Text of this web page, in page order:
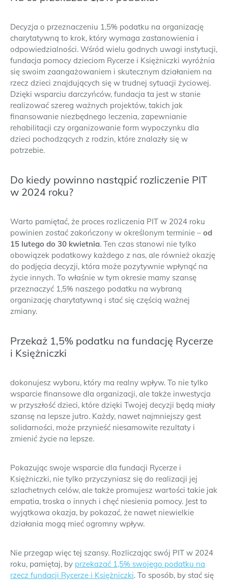
Decyzja o przeznaczeniu 1,5% podatku na organizację
charytatywną to krok, który wymaga zastanowienia i
odpowiedzialności. Wśród wielu godnych uwagi instytucji,
fundacja pomocy dzieciom Rycerze i Księżniczki wyróżnia
się swoim zaangażowaniem i skutecznym działaniem na
rzecz dzieci znajdujących się w trudnej sytuacji życiowej.
Dzięki wsparciu darczyńców, fundacja ta jest w stanie
realizować szereg ważnych projektów, takich jak
finansowanie niezbędnego leczenia, zapewnianie
rehabilitacji czy organizowanie form wypoczynku dla
dzieci pochodzących z rodzin, które znalazły się w
potrzebie.
Do kiedy powinno nastąpić rozliczenie PIT
w 2024 roku?
Warto pamiętać, że proces rozliczenia PIT w 2024 roku
powinien zostać zakończony w określonym terminie – od
15 lutego do 30 kwietnia. Ten czas stanowi nie tylko
obowiązek podatkowy każdego z nas, ale również okazję
do podjęcia decyzji, która może pozytywnie wpłynąć na
życie innych. To właśnie w tym okresie mamy szansę
przeznaczyć 1,5% naszego podatku na wybraną
organizację charytatywną i stać się częścią ważnej
zmiany.
Przekaż 1,5% podatku na fundację Rycerze
i Księżniczki
dokonujesz wyboru, który ma realny wpływ. To nie tylko
wsparcie finansowe dla organizacji, ale także inwestycja
w przyszłość dzieci, które dzięki Twojej decyzji będą miały
szansę na lepsze jutro. Każdy, nawet najmniejszy gest
solidarności, może przynieść niesamowite rezultaty i
zmienić życie na lepsze.
Pokazując swoje wsparcie dla fundacji Rycerze i
Księżniczki, nie tylko przyczyniasz się do realizacji jej
szlachetnych celów, ale także promujesz wartości takie jak
empatia, troska o innych i chęć niesienia pomocy. Jest to
wyjątkowa okazja, by pokazać, że nawet niewielkie
działania mogą mieć ogromny wpływ.
Nie przegap więc tej szansy. Rozliczając swój PIT w 2024
roku, pamiętaj, by przekazać 1,5% swojego podatku na
rzecz fundacji Rycerze i Księżniczki. To sposób, by stać się